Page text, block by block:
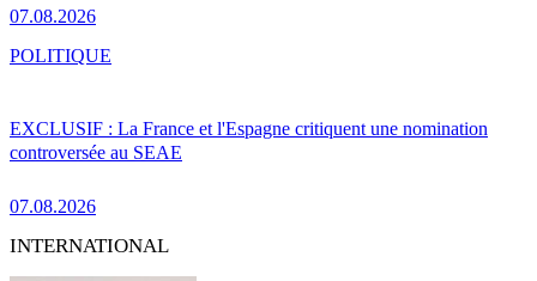
07.08.2026
EXCLUSIF : La France et l'Espagne critiquent une nomination
controversée au SEAE
07.08.2026
POLITIQUE
INTERNATIONAL